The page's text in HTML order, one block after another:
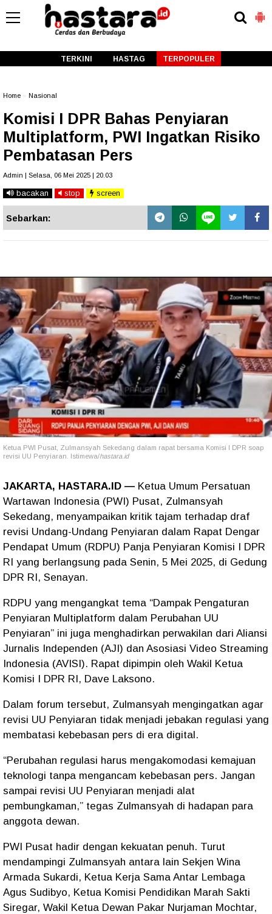
TERKINI HASTAG TERPOPULER
Home Nasional
Komisi I DPR Bahas Penyiaran
Multiplatform, PWI Ingatkan Risiko
Pembatasan Pers
Admin | Selasa, 06 Mei 2025 | 20.03
bacakan stop screen
Sebarkan:
Ketua PWI Pusat, Zulmansyah Sekedang dalam rapat bersama Komisi I DPR soap
revisi UU Penyiaran. Istimewa/hastara.id
JAKARTA, HASTARA.ID — Ketua Umum Persatuan
Wartawan Indonesia (PWI) Pusat, Zulmansyah
Sekedang, menyampaikan kritik tajam terhadap draf
revisi Undang-Undang Penyiaran dalam Rapat Dengar
Pendapat Umum (RDPU) Panja Penyiaran Komisi I DPR
RI yang berlangsung pada Senin, 5 Mei 2025, di Gedung
DPR RI, Senayan.
RDPU yang mengangkat tema “Dampak Pengaturan
Penyiaran Multiplatform dalam Perubahan UU
Penyiaran” ini juga menghadirkan perwakilan dari Aliansi
Jurnalis Independen (AJI) dan Asosiasi Video Streaming
Indonesia (AVISI). Rapat dipimpin oleh Wakil Ketua
Komisi I DPR RI, Dave Laksono.
Dalam forum tersebut, Zulmansyah mengingatkan agar
revisi UU Penyiaran tidak menjadi jebakan regulasi yang
membatasi kebebasan pers di era digital.
“Perubahan regulasi harus mengakomodasi kemajuan
teknologi tanpa mengancam kebebasan pers. Jangan
sampai revisi UU Penyiaran menjadi alat
pembungkaman,” tegas Zulmansyah di hadapan para
anggota dewan.
PWI Pusat hadir dengan kekuatan penuh. Turut
mendampingi Zulmansyah antara lain Sekjen Wina
Armada Sukardi, Ketua Kerja Sama Antar Lembaga
Agus Sudibyo, Ketua Komisi Pendidikan Marah Sakti
Siregar, Wakil Ketua Dewan Pakar Nurjaman Mochtar,